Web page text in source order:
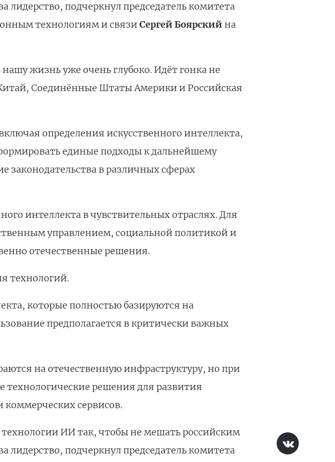
лидерство, подчеркнул председатель комитета
технологиям и связи Сергей Боярский на
жизнь уже очень глубоко. Идёт гонка не
Соединённые Штаты Америки и Российская
определения искусственного интеллекта,
единые подходы к дальнейшему
законодательства в различных сферах
интеллекта в чувствительных отраслях. Для
управлением, социальной политикой и
отечественные решения.
технологий.
которые полностью базируются на
предполагается в критически важных
на отечественную инфраструктуру, но при
технологические решения для развития
сервисов.
ИИ так, чтобы не мешать российским
лидерство, подчеркнул председатель комитета